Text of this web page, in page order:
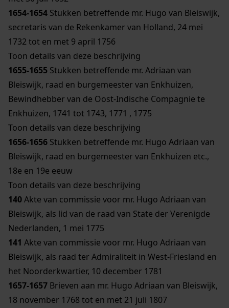
1654-1654 Stukken betreffende mr. Hugo van Bleiswijk,
secretaris van de Rekenkamer van Holland, 24 mei
1732 tot en met 9 april 1756
Toon details van deze beschrijving
1655-1655 Stukken betreffende mr. Adriaan van
Bleiswijk, raad en burgemeester van Enkhuizen,
Bewindhebber van de Oost-Indische Compagnie te
Enkhuizen, 1741 tot 1743, 1771 , 1775
Toon details van deze beschrijving
1656-1656 Stukken betreffende mr. Hugo Adriaan van
Bleiswijk, raad en burgemeester van Enkhuizen etc.,
18e en 19e eeuw
Toon details van deze beschrijving
140Akte van commissie voor mr. Hugo Adriaan van
Bleiswijk, als lid van de raad van State der Verenigde
Nederlanden, 1 mei 1775
141 Akte van commissie voor mr. Hugo Adriaan van
Bleiswijk, als raad ter Admiraliteit in West-Friesland en
het Noorderkwartier, 10 december 1781
1657-1657 Brieven aan mr. Hugo Adriaan van Bleiswijk,
18 november 1768 tot en met 21 juli 1807